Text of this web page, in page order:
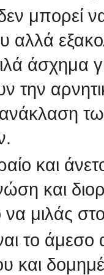
μπορεί
αλλά
άσχημα
την
και
και
να μιλάς
το
και